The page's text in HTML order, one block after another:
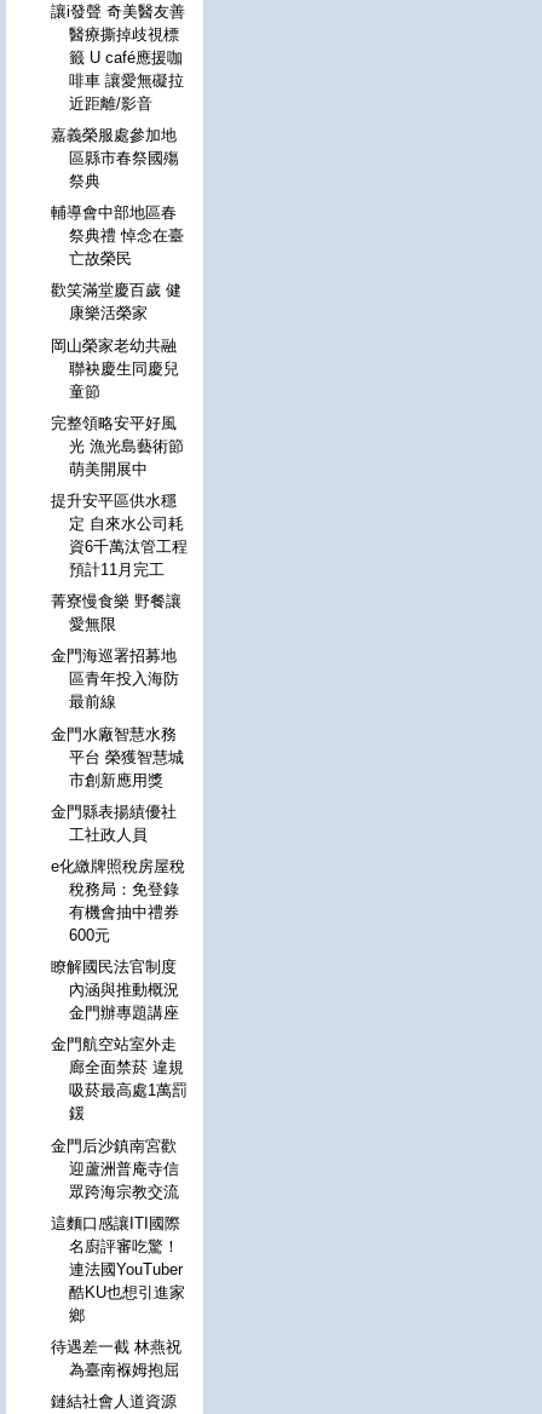
讓i發聲 奇美醫友善
醫療撕掉歧視標
籤 U café應援咖
啡車 讓愛無礙拉
近距離/影音
嘉義榮服處參加地
區縣市春祭國殤
祭典
輔導會中部地區春
祭典禮 悼念在臺
亡故榮民
歡笑滿堂慶百歲 健
康樂活榮家
岡山榮家老幼共融
聯袂慶生同慶兒
童節
完整領略安平好風
光 漁光島藝術節
萌美開展中
提升安平區供水穩
定 自來水公司耗
資6千萬汰管工程
預計11月完工
菁寮慢食樂 野餐讓
愛無限
金門海巡署招募地
區青年投入海防
最前線
金門水廠智慧水務
平台 榮獲智慧城
市創新應用獎
金門縣表揚績優社
工社政人員
e化繳牌照稅房屋稅
稅務局：免登錄
有機會抽中禮券
600元
瞭解國民法官制度
內涵與推動概況
金門辦專題講座
金門航空站室外走
廊全面禁菸 違規
吸菸最高處1萬罰
鍰
金門后沙鎮南宮歡
迎蘆洲普庵寺信
眾跨海宗教交流
這麵口感讓ITI國際
名廚評審吃驚！
連法國YouTuber
酷KU也想引進家
鄉
待遇差一截 林燕祝
為臺南褓姆抱屈
鏈結社會人道資源